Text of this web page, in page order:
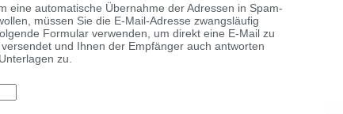
eine automatische Übernahme der Adressen in Spam-
müssen Sie die E-Mail-Adresse zwangsläufig
Formular verwenden, um direkt eine E-Mail zu
und Ihnen der Empfänger auch antworten
zu.